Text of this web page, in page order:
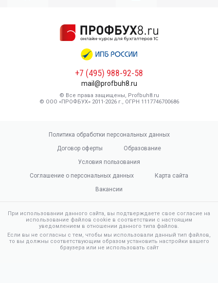
+7 (495) 988-92-58
mail@profbuh8.ru
© Все права защищены, Profbuh8.ru
© ООО «ПРОФБУХ» 2011-2026 г., ОГРН 1117746700686
Политика обработки персональных данных
Договор оферты
Образование
Условия пользования
Соглашение о персональных данных
Карта сайта
Вакансии
При использовании данного сайта, вы подтверждаете свое согласие на
использование файлов cookie в соответствии с настоящим
уведомлением в отношении данного типа файлов.
Если вы не согласны с тем, чтобы мы использовали данный тип файлов,
то вы должны соответствующим образом установить настройки вашего
браузера или не использовать сайт